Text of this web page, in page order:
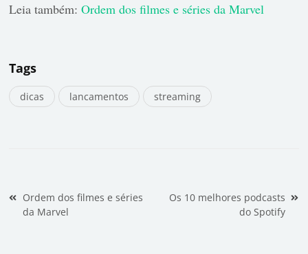
Leia também:Ordem dos filmes e séries da Marvel
Tags
dicas lancamentos streaming
Navegação de Post
Ordem dos filmes e séries
da Marvel
Os 10 melhores podcasts
do Spotify